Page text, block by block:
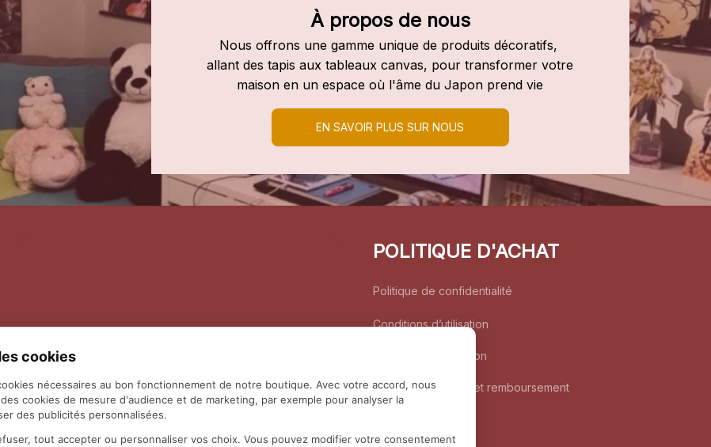
À propos de nous
Nous offrons une gamme unique de produits décoratifs,
allant des tapis aux tableaux canvas, pour transformer votre
maison en un espace où l'âme du Japon prend vie
EN SAVOIR PLUS SUR NOUS
POLITIQUE D'ACHAT
Politique de confidentialité
Conditions d’utilisation
Politique d’expédition
Politique de retour et remboursement
cookies
nécessaires au bon fonctionnement de notre boutique. Avec votre accord, nous
cookies de mesure d'audience et de marketing, par exemple pour analyser la
des publicités personnalisées.
tout accepter ou personnaliser vos choix. Vous pouvez modifier votre consentement